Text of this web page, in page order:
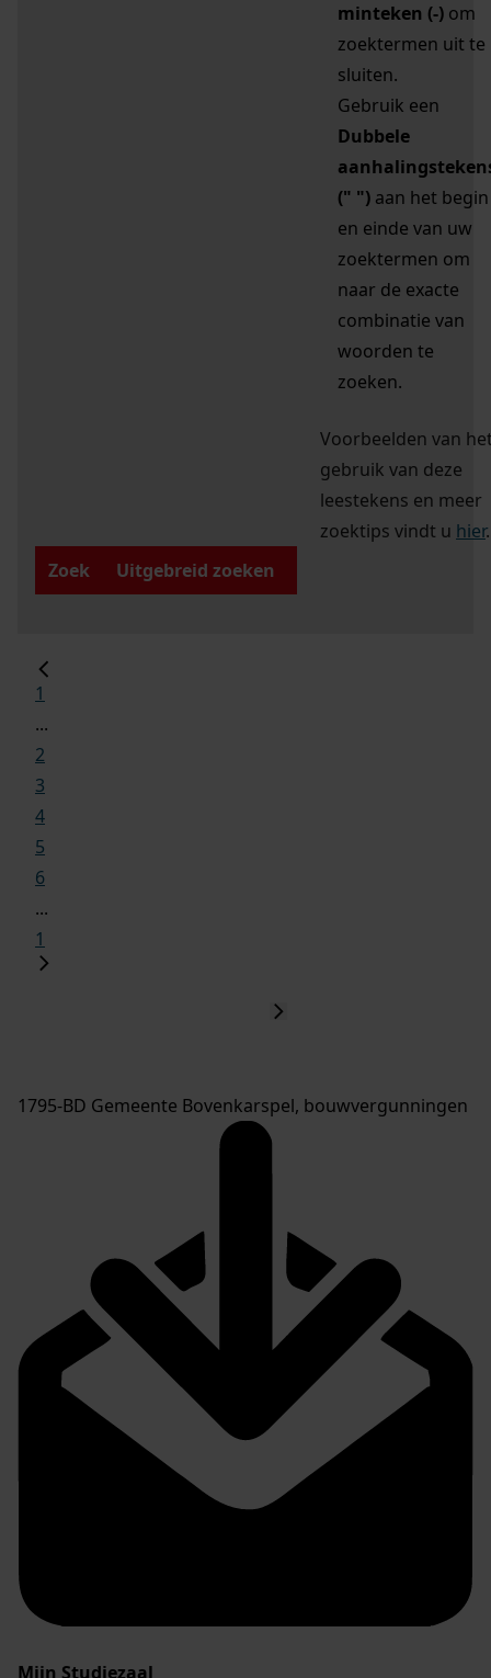
minteken (-) om
zoektermen uit te
sluiten.
Gebruik een
Dubbele
(" ") aan het begin
en einde van uw
zoektermen om
naar de exacte
combinatie van
woorden te
zoeken.
Voorbeelden van
gebruik van deze
leestekens en meer
zoektips vindt u hier.
Zoek
Uitgebreid zoeken
1
...
2
3
4
5
6
...
1
1795-BD Gemeente Bovenkarspel, bouwvergunningen
Mijn Studiezaal